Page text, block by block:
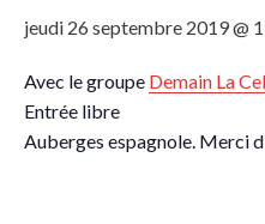
jeudi 26 septembre 2019 @
Avec le groupe Demain La
Entrée libre
Auberges espagnole. Merci